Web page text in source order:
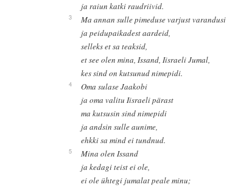
ja raiun katki raudriivid.
3
Ma annan sulle pimeduse varjust varandusi
ja peidupaikadest aardeid,
selleks et sa teaksid,
et see olen mina, Issand, Iisraeli Jumal,
kes sind on kutsunud nimepidi.
4
Oma sulase Jaakobi
ja oma valitu Iisraeli pärast
ma kutsusin sind nimepidi
ja andsin sulle aunime,
ehkki sa mind ei tundnud.
5
Mina olen Issand
ja kedagi teist ei ole,
ei ole ühtegi jumalat peale minu;